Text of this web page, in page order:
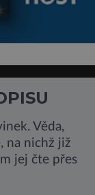
Věda,
na nichž již
jej čte přes